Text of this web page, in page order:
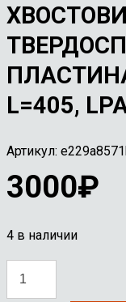
L=405,
Артикул:
3000₽
4 в наличии